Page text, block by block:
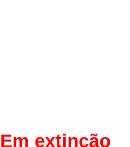
Em extinção